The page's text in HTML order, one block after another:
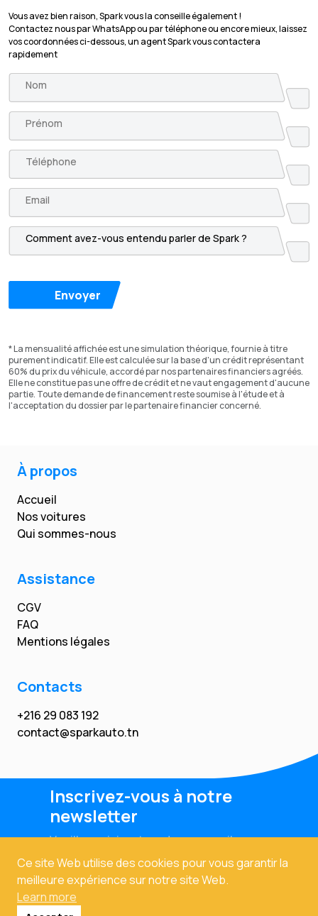
Ce site Web utilise des cookies pour vous garantir la
meilleure expérience sur notre site Web.
Learn more
Vous avez bien raison, Spark vous la conseille également !
Contactez nous par WhatsApp ou par téléphone ou encore mieux, laissez
vos coordonnées ci-dessous, un agent Spark vous contactera
rapidement
Envoyer
* La mensualité affichée est une simulation théorique, fournie à titre
purement indicatif. Elle est calculée sur la base d'un crédit représentant
60% du prix du véhicule, accordé par nos partenaires financiers agréés.
Elle ne constitue pas une offre de crédit et ne vaut engagement d'aucune
partie. Toute demande de financement reste soumise à l'étude et à
l'acceptation du dossier par le partenaire financier concerné.
À propos
Accueil
Nos voitures
Qui sommes-nous
Assistance
CGV
FAQ
Mentions légales
Contacts
+216 29 083 192
contact@sparkauto.tn
Inscrivez-vous à notre
newsletter
Veuillez saisir votre adresse email